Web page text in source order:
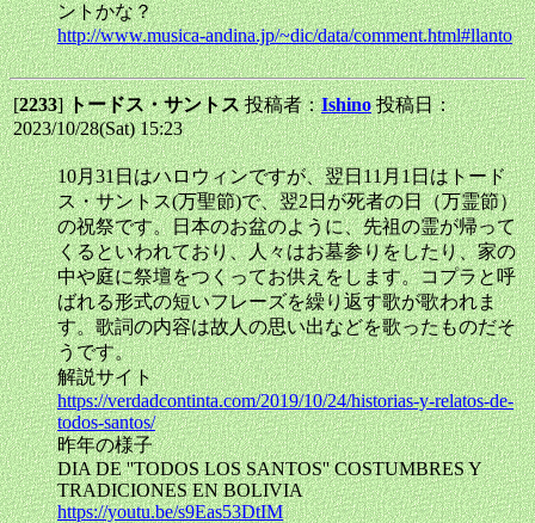
ントかな？
http://www.musica-andina.jp/~dic/data/comment.html#llanto
[2233]トードス・サントス投稿者：Ishino 投稿日：
2023/10/28(Sat) 15:23
10月31日はハロウィンですが、翌日11月1日はトード
ス・サントス(万聖節)で、翌2日が死者の日（万霊節）
の祝祭です。日本のお盆のように、先祖の霊が帰って
くるといわれており、人々はお墓参りをしたり、家の
中や庭に祭壇をつくってお供えをします。コプラと呼
ばれる形式の短いフレーズを繰り返す歌が歌われま
す。歌詞の内容は故人の思い出などを歌ったものだそ
うです。
解説サイト
https://verdadcontinta.com/2019/10/24/historias-y-relatos-de-
todos-santos/
昨年の様子
DIA DE ''TODOS LOS SANTOS'' COSTUMBRES Y
TRADICIONES EN BOLIVIA
https://youtu.be/s9Eas53DtIM